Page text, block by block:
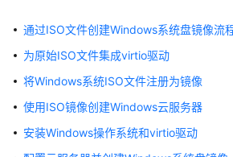
品
介
快
通过ISO文件创建Windows系统盘镜像流
为原始ISO文件集成virtio驱动
将Windows系统ISO文件注册为镜像
使用ISO镜像创建Windows云服务器
安装Windows操作系统和virtio驱动